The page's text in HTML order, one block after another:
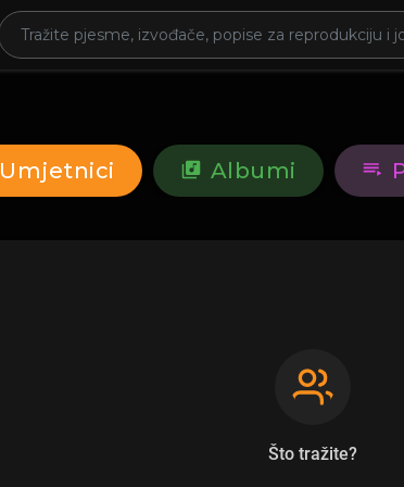
Umjetnici Albumi
Što tražite?